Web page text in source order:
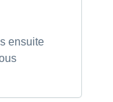
ensuite